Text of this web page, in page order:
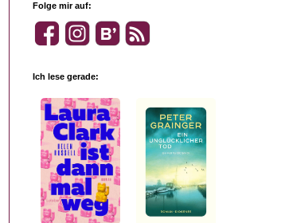
Folge mir auf:
Ich lese gerade: